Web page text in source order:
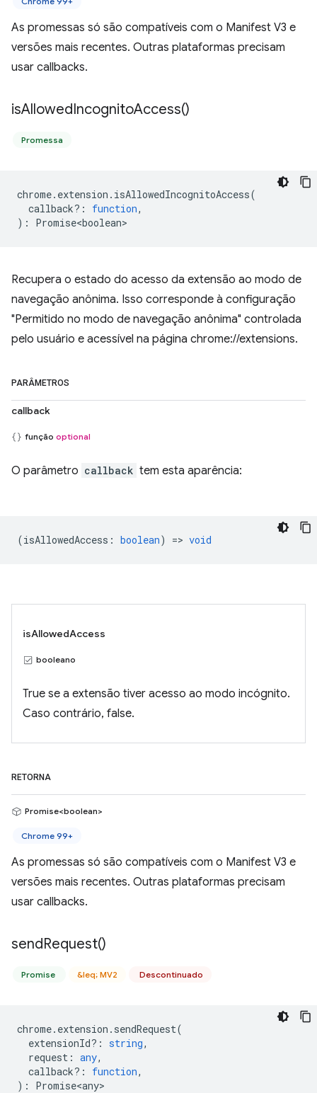
As promessas só são compatíveis com o Manifest V3 e
versões mais recentes. Outras plataformas precisam
usar callbacks.
isAllowedIncognitoAccess()
Promessa
chrome. extension . isAllowedIncognitoAccess(
callback? : function,
) : Promise<boolean>
Recupera o estado do acesso da extensão ao modo de
navegação anônima. Isso corresponde à configuração
"Permitido no modo de navegação anônima" controlada
pelo usuário e acessível na página chrome://extensions.
PARÂMETROS
callback
função optional
O parâmetro callback tem esta aparência:
(isAllowedAccess : boolean) => void
isAllowedAccess
booleano
True se a extensão tiver acesso ao modo incógnito.
Caso contrário, false.
RETORNA
Promise<boolean>
Chrome 99+
As promessas só são compatíveis com o Manifest V3 e
versões mais recentes. Outras plataformas precisam
usar callbacks.
sendRequest()
Promise &leq; MV2 Descontinuado
chrome. extension . sendRequest(
extensionId? : string,
request : any,
callback? : function,
) : Promise<any>